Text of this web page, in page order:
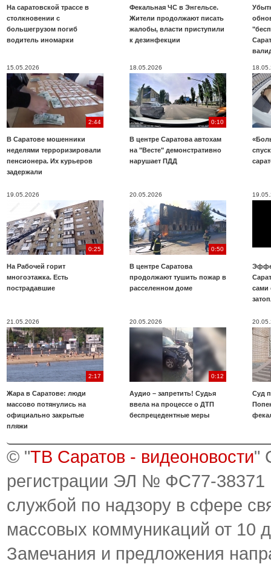
На саратовской трассе в
столкновении с
большегрузом погиб
водитель иномарки
Фекальная ЧС в Энгельсе.
Жители продолжают писать
жалобы, власти приступили
к дезинфекции
15.05.2026
2:44
В Саратове мошенники
неделями терроризировали
пенсионера. Их курьеров
задержали
18.05.2026
0:10
В центре Саратова автохам
на "Весте" демонстративно
нарушает ПДД
19.05.2026
0:25
На Рабочей горит
многоэтажка. Есть
пострадавшие
20.05.2026
0:50
В центре Саратова
продолжают тушить пожар в
расселенном доме
сами
21.05.2026
2:17
Жара в Саратове: люди
массово потянулись на
официально закрытые
пляжи
20.05.2026
0:12
Аудио – запретить! Судья
ввела на процессе о ДТП
беспрецедентные меры
Суд
© "ТВ Саратов - видеоновости"
регистрации ЭЛ № ФС77-38371
службой по надзору в сфере
массовых коммуникаций от 10
Замечания и предложения